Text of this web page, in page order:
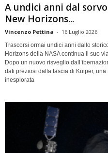
A undici anni dal
New Horizons...
Vincenzo Pettina - 16 Luglio 2026
Trascorsi ormai undici anni dallo
Horizons della NASA continua il suo
Dopo un nuovo risveglio
dati preziosi dalla fascia di Kuiper,
inesplorata